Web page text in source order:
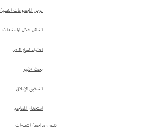
عرض المجموعات النصية
التنقل خلال المستندات
احتواء نسخ النص
بحث /تغيير
التدقيق الإملائي
استخدام المعاجم